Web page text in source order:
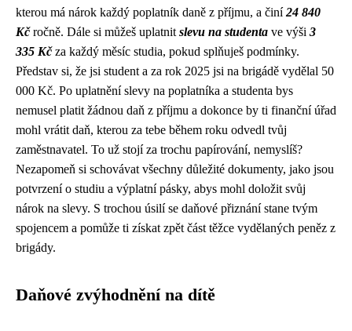
kterou má nárok každý poplatník daně z příjmu, a činí24 840
Kčročně. Dále si můžeš uplatnit slevu na studenta ve výši 3
335 Kčza každý měsíc studia, pokud splňuješ podmínky.
Představ si, že jsi student a za rok 2025 jsi na brigádě vydělal 50
000 Kč. Po uplatnění slevy na poplatníka a studenta bys
nemusel platit žádnou daň z příjmu a dokonce by ti finanční úřad
mohl vrátit daň, kterou za tebe během roku odvedl tvůj
zaměstnavatel. To už stojí za trochu papírování, nemyslíš?
Nezapomeň si schovávat všechny důležité dokumenty, jako jsou
potvrzení o studiu a výplatní pásky, abys mohl doložit svůj
nárok na slevy. S trochou úsilí se daňové přiznání stane tvým
spojencem a pomůže ti získat zpět část těžce vydělaných peněz z
brigády.
Daňové zvýhodnění na dítě